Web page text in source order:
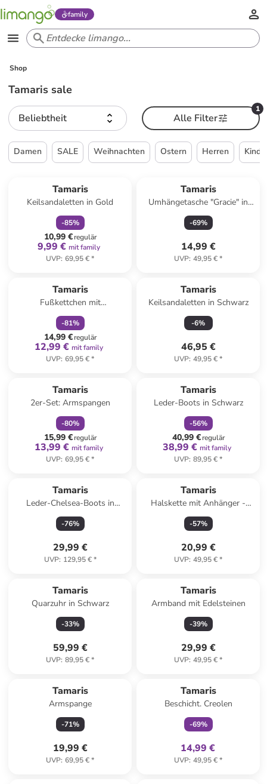
family
Shop
Tamaris sale
Beliebtheit
1
Alle Filter
Damen SALE Weihnachten Ostern Herren
Tamaris
Keilsandaletten in Gold
-85%
10,99 €regulär
9,99 € mit family
UVP: 69,95 €*
Tamaris
Umhängetasche "Gracie" in
Dunkelblau - (B)24 x (H)17 x
(T)6 cm
-69%
14,99 €
UVP: 49,95 €*
Tamaris
Fußkettchen mit
Schmuckelementen
-81%
14,99 €regulär
12,99 € mit family
UVP: 69,95 €*
Tamaris
Keilsandaletten in Schwarz
-6%
46,95 €
UVP: 49,95 €*
Tamaris
2er-Set: Armspangen
-80%
15,99 €regulär
13,99 € mit family
UVP: 69,95 €*
Tamaris
Leder-Boots in Schwarz
-56%
40,99 €regulär
38,99 € mit family
UVP: 89,95 €*
Tamaris
Leder-Chelsea-Boots in
Schwarz
-76%
29,99 €
UVP: 129,95 €*
Tamaris
Halskette mit Anhänger -
(L)45 cm
-57%
20,99 €
UVP: 49,95 €*
Tamaris
Quarzuhr in Schwarz
-33%
59,99 €
UVP: 89,95 €*
Tamaris
Armband mit Edelsteinen
-39%
29,99 €
UVP: 49,95 €*
Tamaris
Armspange
-71%
19,99 €
UVP: 69,95 €*
Tamaris
Beschicht. Creolen
-69%
14,99 €
UVP: 49,95 €*